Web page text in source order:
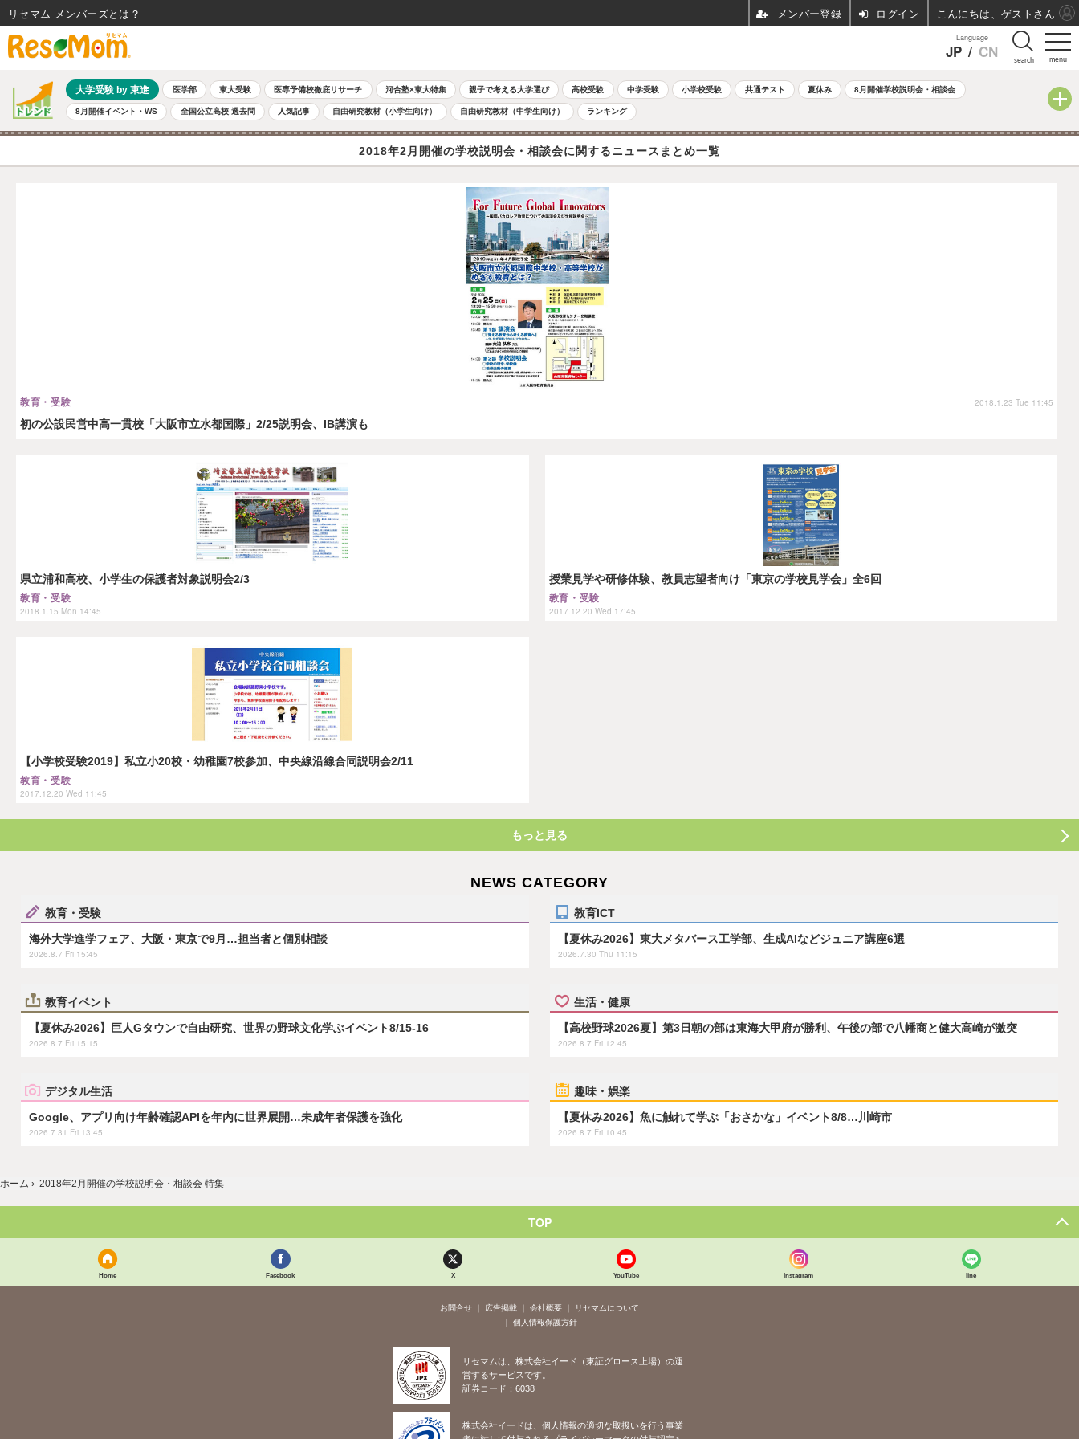
menu
Language
JP / CN search
大学受験 by 東進 医学部 東大受験 医専予備校徹底リサーチ 河合塾×東大特集 親子で考える大学選び 高校受験 中学受験 小学校受験 共通テスト 夏休み 8月開催学校説明会・相談会
8月開催イベント・WS 全国公立高校 過去問 人気記事 自由研究教材（小学生向け） 自由研究教材（中学生向け） ランキング
2018年2月開催の学校説明会・相談会に関するニュースまとめ一覧
初の公設民営中高一貫校「大阪市立水都国際」2/25説明会、IB講演も
教育・受験 2018.1.23 Tue 11:45
県立浦和高校、小学生の保護者対象説明会2/3
教育・受験
2018.1.15 Mon 14:45
授業見学や研修体験、教員志望者向け「東京の学校見学会」全6回
教育・受験
2017.12.20 Wed 17:45
【小学校受験2019】私立小20校・幼稚園7校参加、中央線沿線合同説明会2/11
教育・受験
2017.12.20 Wed 11:45
もっと見る
NEWS CATEGORY
教育・受験
海外大学進学フェア、大阪・東京で9月…担当者と個別相談
2026.8.7 Fri 15:45
教育ICT
【夏休み2026】東大メタバース工学部、生成AIなどジュニア講座6選
2026.7.30 Thu 11:15
教育イベント
【夏休み2026】巨人Gタウンで自由研究、世界の野球文化学ぶイベント8/15-16
2026.8.7 Fri 15:15
生活・健康
【高校野球2026夏】第3日朝の部は東海大甲府が勝利、午後の部で八幡商と健大高崎が激突
2026.8.7 Fri 12:45
デジタル生活
Google、アプリ向け年齢確認APIを年内に世界展開…未成年者保護を強化
2026.7.31 Fri 13:45
趣味・娯楽
【夏休み2026】魚に触れて学ぶ「おさかな」イベント8/8…川崎市
2026.8.7 Fri 10:45
ホーム › 2018年2月開催の学校説明会・相談会 特集
TOP
Home Facebook X YouTube Instagram line
お問合せ 広告掲載 会社概要
リセマムについて
個人情報保護方針
リセマムは、株式会社イード（東証グロース上場）の運
営するサービスです。
証券コード：6038
株式会社イードは、個人情報の適切な取扱いを行う事業
リセマム メンバーズ ログイン こんにちは、ゲストさん